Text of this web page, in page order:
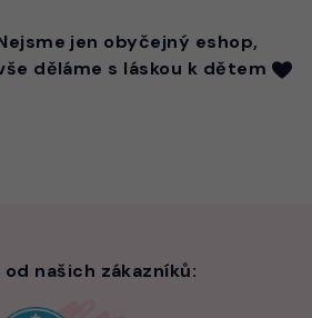
jen obyčejný eshop,
děláme s láskou k dětem
našich zákazníků: